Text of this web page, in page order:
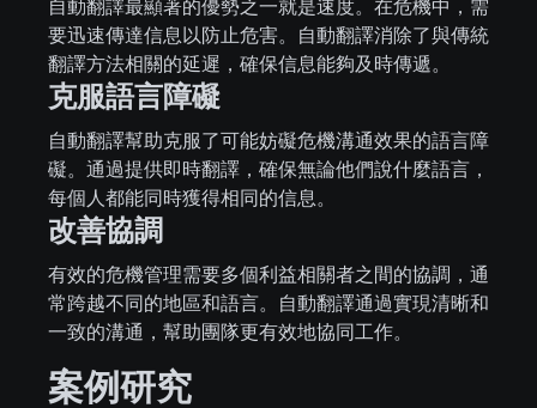
自動翻譯最顯著的優勢之一就是速度。在危機中，需
要迅速傳達信息以防止危害。自動翻譯消除了與傳統
翻譯方法相關的延遲，確保信息能夠及時傳遞。
克服語言障礙
自動翻譯幫助克服了可能妨礙危機溝通效果的語言障
礙。通過提供即時翻譯，確保無論他們說什麼語言，
每個人都能同時獲得相同的信息。
改善協調
有效的危機管理需要多個利益相關者之間的協調，通
常跨越不同的地區和語言。自動翻譯通過實現清晰和
一致的溝通，幫助團隊更有效地協同工作。
案例研究